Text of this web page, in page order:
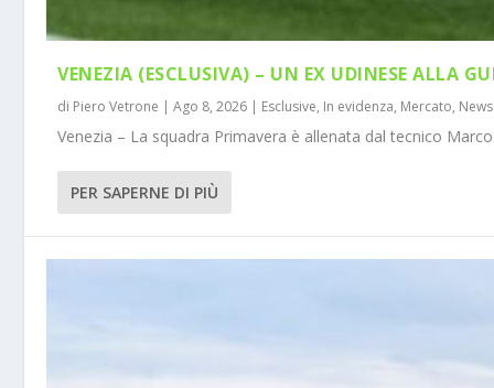
VENEZIA (ESCLUSIVA) – UN EX UDINESE ALLA
di Piero Vetrone |Ago 8, 2026 | Esclusive, In evidenza, Mercato, News
Venezia – La squadra Primavera è allenata dal tecnico
PER SAPERNE DI PIÙ